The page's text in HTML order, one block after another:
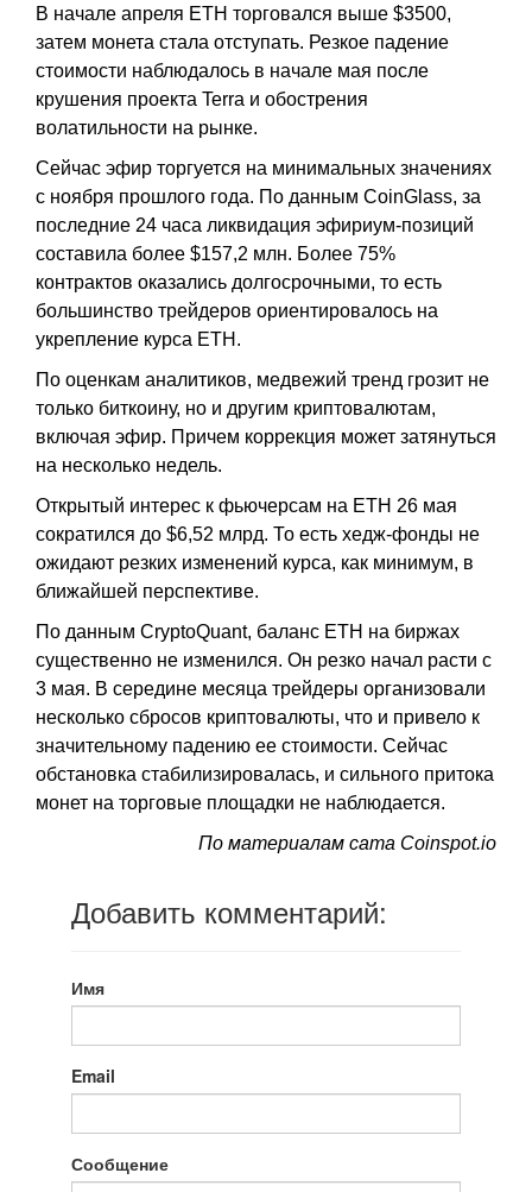
В начале апреля ETH торговался выше $3500,
затем монета стала отступать. Резкое падение
стоимости наблюдалось в начале мая после
крушения проекта Terra и обострения
волатильности на рынке.
Сейчас эфир торгуется на минимальных значениях
с ноября прошлого года. По данным CoinGlass, за
последние 24 часа ликвидация эфириум-позиций
составила более $157,2 млн. Более 75%
контрактов оказались долгосрочными, то есть
большинство трейдеров ориентировалось на
укрепление курса ETH.
По оценкам аналитиков, медвежий тренд грозит не
только биткоину, но и другим криптовалютам,
включая эфир. Причем коррекция может затянуться
на несколько недель.
Открытый интерес к фьючерсам на ETH 26 мая
сократился до $6,52 млрд. То есть хедж-фонды не
ожидают резких изменений курса, как минимум, в
ближайшей перспективе.
По данным CryptoQuant, баланс ETH на биржах
существенно не изменился. Он резко начал расти с
3 мая. В середине месяца трейдеры организовали
несколько сбросов криптовалюты, что и привело к
значительному падению ее стоимости. Сейчас
обстановка стабилизировалась, и сильного притока
монет на торговые площадки не наблюдается.
По материалам сата Coinspot.io
Добавить комментарий:
Имя
Email
Сообщение